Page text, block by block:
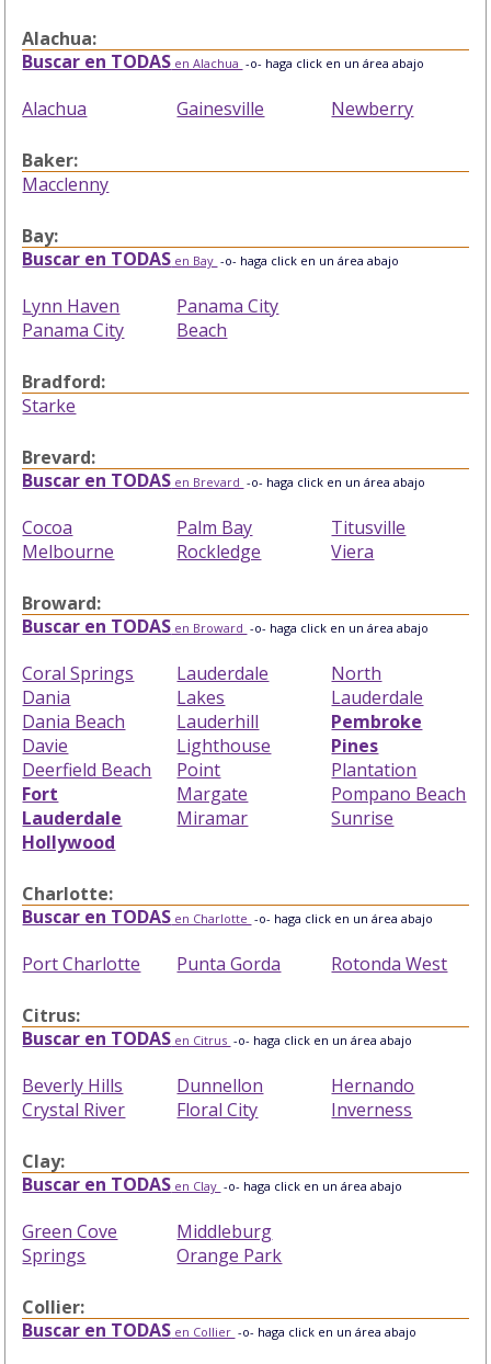
Alachua:
Buscar en TODAS en Alachua -o- haga click en un área abajo
Alachua Gainesville Newberry
Baker:
Macclenny
Bay:
Buscar en TODAS en Bay -o- haga click en un área abajo
Lynn Haven
Panama City
Panama City
Beach
Bradford:
Starke
Brevard:
Buscar en TODAS en Brevard -o- haga click en un área abajo
Cocoa
Melbourne
Palm Bay
Rockledge
Titusville
Viera
Broward:
Buscar en TODAS en Broward -o- haga click en un área abajo
Coral Springs
Dania
Dania Beach
Davie
Deerfield Beach
Fort
Lauderdale
Hollywood
Lauderdale
Lakes
Lauderhill
Lighthouse
Point
Margate
Miramar
North
Lauderdale
Pembroke
Pines
Plantation
Pompano Beach
Sunrise
Charlotte:
Buscar en TODAS en Charlotte -o- haga click en un área abajo
Port Charlotte Punta Gorda Rotonda West
Citrus:
Buscar en TODAS en Citrus -o- haga click en un área abajo
Beverly Hills
Crystal River
Dunnellon
Floral City
Hernando
Inverness
Clay:
Buscar en TODAS en Clay -o- haga click en un área abajo
Green Cove
Springs
Middleburg
Orange Park
Collier:
Buscar en TODAS en Collier -o- haga click en un área abajo